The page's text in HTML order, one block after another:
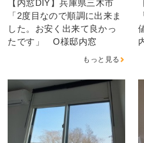
【内窓DIY】兵庫県三木市
「2度目なので順調に出来ま
した。お安く出来て良かっ
たです」 O様邸内窓
もっと見る